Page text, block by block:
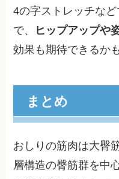
4の字ストレッチな
で、
ヒップアップや
効果も期待できるか
まとめ
おしりの筋肉は大臀
層構造の臀筋群を中